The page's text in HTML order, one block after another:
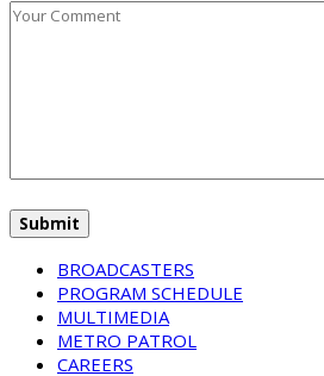
BROADCASTERS
PROGRAM SCHEDULE
MULTIMEDIA
METRO PATROL
CAREERS